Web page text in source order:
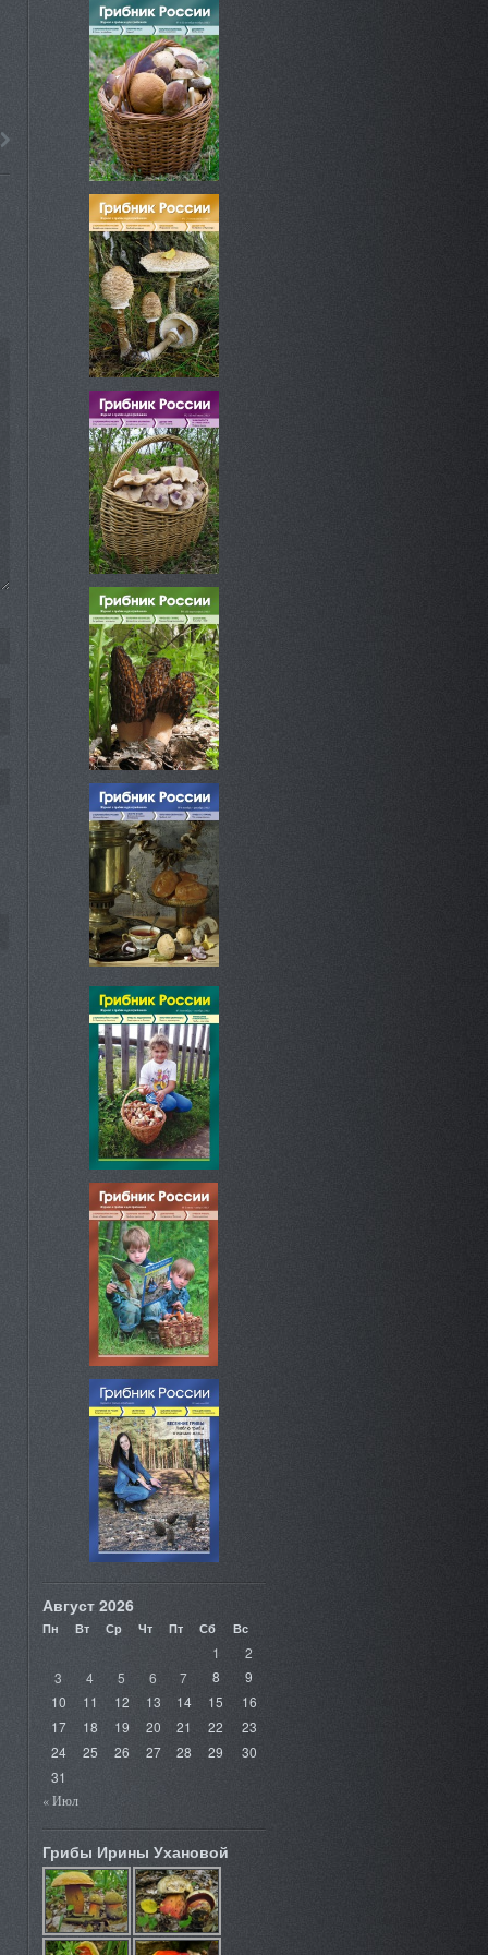
Август 2026
Пн Вт Ср Чт Пт Сб Вс
1
2
3
4 5 6 7 8
9
10
11 12 13 14 15
16
17
18 19 20 21 22
23
24
25 26 27 28 29
30
31
« Июл
Грибы Ирины Ухановой